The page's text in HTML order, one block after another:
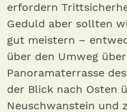
erfordern
Geduld aber sollten
gut meistern –
über den Umweg
Panoramaterrasse
der Blick nach Osten
Neuschwanstein und